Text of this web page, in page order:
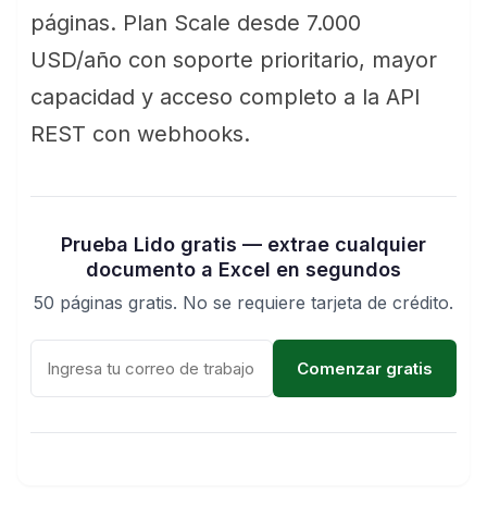
páginas. Plan Scale desde 7.000
USD/año con soporte prioritario, mayor
capacidad y acceso completo a la API
REST con webhooks.
Prueba Lido gratis — extrae cualquier
documento a Excel en segundos
50 páginas gratis. No se requiere tarjeta de crédito.
Comenzar gratis